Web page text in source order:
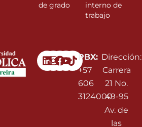
Linkedin
Instagram
Facebook
Youtube
PBX:
+57
606
3124000
Dirección:
Carrera
21 No.
49-95
Av. de
las
de grado
interno de
trabajo